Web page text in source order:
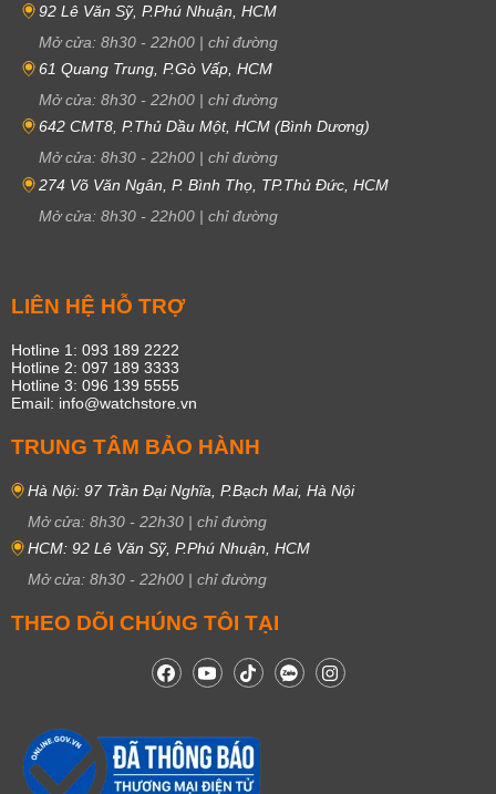
92 Lê Văn Sỹ, P.Phú Nhuận, HCM
Mở cửa: 8h30 - 22h00 | chỉ đường
61 Quang Trung, P.Gò Vấp, HCM
Mở cửa: 8h30 - 22h00 | chỉ đường
642 CMT8, P.Thủ Dầu Một, HCM (Bình Dương)
Mở cửa: 8h30 - 22h00 | chỉ đường
274 Võ Văn Ngân, P. Bình Thọ, TP.Thủ Đức, HCM
Mở cửa: 8h30 - 22h00 | chỉ đường
LIÊN HỆ HỖ TRỢ
Hotline 1: 093 189 2222
Hotline 2: 097 189 3333
Hotline 3: 096 139 5555
Email: info@watchstore.vn
TRUNG TÂM BẢO HÀNH
Hà Nội: 97 Trần Đại Nghĩa, P.Bạch Mai, Hà Nội
Mở cửa: 8h30 - 22h30 | chỉ đường
HCM: 92 Lê Văn Sỹ, P.Phú Nhuận, HCM
Mở cửa: 8h30 - 22h00 | chỉ đường
THEO DÕI CHÚNG TÔI TẠI